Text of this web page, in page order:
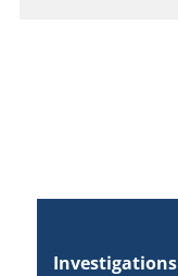
Investigations